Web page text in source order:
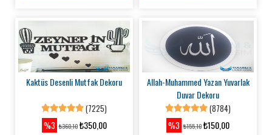
Kaktüs Desenli Mutfak Dekoru
(7225)
%3 ₺360,10₺350,00
Allah-Muhammed Yazan Yuvarlak
Duvar Dekoru
(8784)
%3 ₺155,10 ₺150,00